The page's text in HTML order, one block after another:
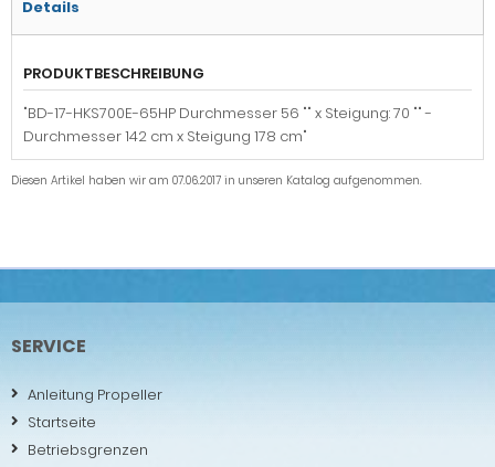
Details
PRODUKTBESCHREIBUNG
"BD-17-HKS700E-65HP Durchmesser 56 "" x Steigung: 70 "" -
Durchmesser 142 cm x Steigung 178 cm"
Diesen Artikel haben wir am 07.06.2017 in unseren Katalog aufgenommen.
SERVICE
Anleitung Propeller
Startseite
Betriebsgrenzen